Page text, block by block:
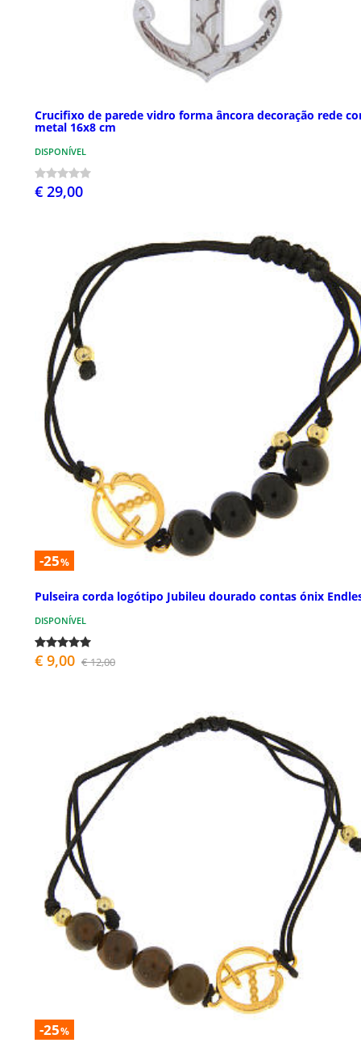
Crucifixo de parede vidro forma âncora decoração rede
metal 16x8 cm
DISPONÍVEL
€ 29,00
-25%
Pulseira corda logótipo Jubileu dourado contas ónix
DISPONÍVEL
€ 9,00 € 12,00
-25%